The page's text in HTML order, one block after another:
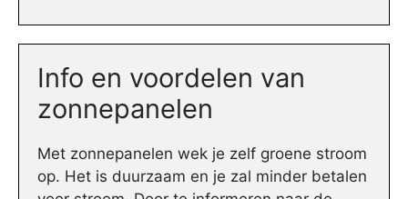
Info en voordelen van
zonnepanelen
Met zonnepanelen wek je zelf groene stroom
op. Het is duurzaam en je zal minder betalen